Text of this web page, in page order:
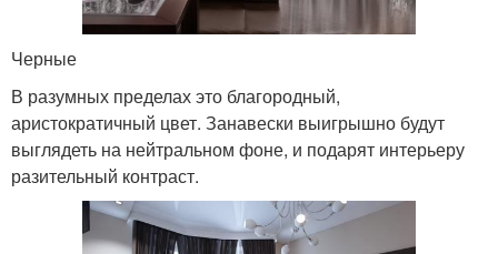
Черные
В разумных пределах это благородный,
аристократичный цвет. Занавески выигрышно будут
выглядеть на нейтральном фоне, и подарят интерьеру
разительный контраст.